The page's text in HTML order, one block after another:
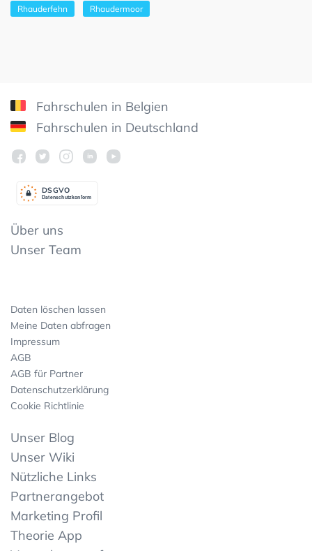
Rhauderfehn Rhaudermoor
Fahrschulen in Belgien
Fahrschulen in Deutschland
Datenschutzkonform
DSGVO
Über uns
Unser Team
Daten löschen lassen
Meine Daten abfragen
Impressum
AGB
AGB für Partner
Datenschutzerklärung
Cookie Richtlinie
Unser Blog
Unser Wiki
Nützliche Links
Partnerangebot
Marketing Profil
Theorie App